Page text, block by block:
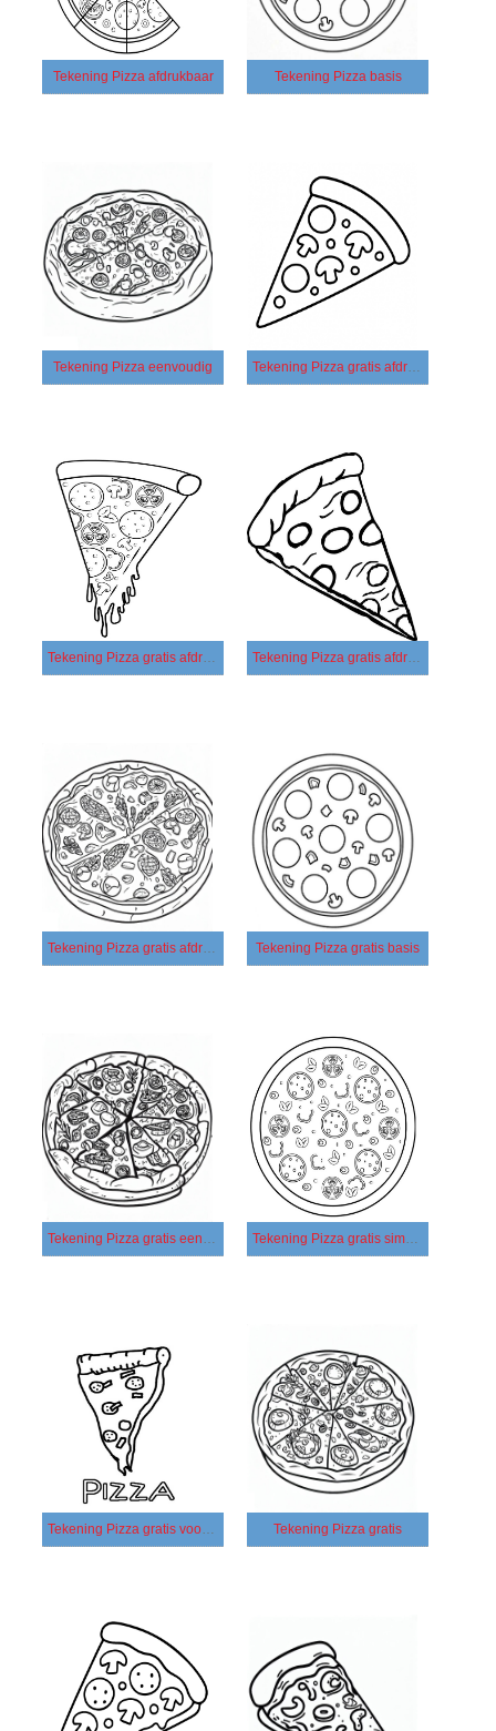
Tekening Pizza afdrukbaar Tekening Pizza basis
Tekening Pizza eenvoudig Tekening Pizza gratis afdrukbaar basis
Tekening Pizza gratis afdrukbaar eenvoudig Tekening Pizza gratis afdrukbaar simpel
Tekening Pizza gratis afdrukbaar Tekening Pizza gratis basis
Tekening Pizza gratis eenvoudig Tekening Pizza gratis simpel
Tekening Pizza gratis voor kinderen Tekening Pizza gratis